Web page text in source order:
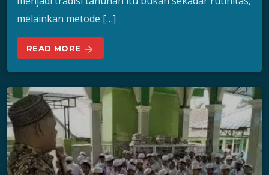
melainkan metode […]
READ MORE arrow_forward